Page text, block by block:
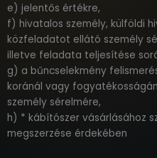
e) jelentős értékre,
f) hivatalos személy, külföldi
közfeladatot ellátó személy
illetve feladata teljesítése
g) a bűncselekmény
koránál vagy
személy sérelmére,
h) * kábítószer vásárlásához
megszerzése érdekében